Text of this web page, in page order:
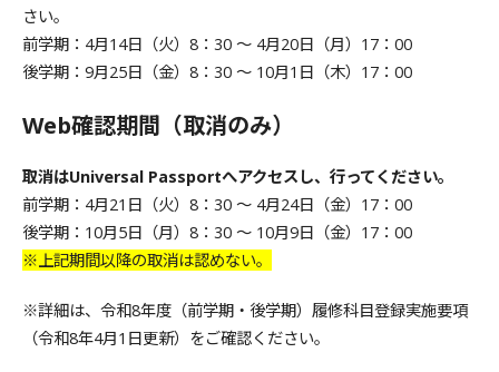
さい。
前学期：4月14日（火）8：30 ～ 4月20日（月）17：00
後学期：9月25日（金）8：30 ～ 10月1日（木）17：00
Web確認期間（取消のみ）
取消はUniversal Passportへアクセスし、行ってください。
前学期：4月21日（火）8：30 ～ 4月24日（金）17：00
後学期：10月5日（月）8：30 ～ 10月9日（金）17：00
※上記期間以降の取消は認めない。
※詳細は、令和8年度（前学期・後学期）履修科目登録実施要項
（令和8年4月1日更新）をご確認ください。